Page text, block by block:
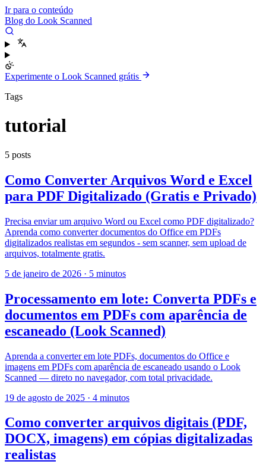
Ir para o conteúdo
Blog do Look Scanned
Experimente o Look Scanned grátis
Tags
tutorial
5 posts
Como Converter Arquivos Word e Excel
para PDF Digitalizado (Gratis e Privado)
Precisa enviar um arquivo Word ou Excel como PDF digitalizado?
Aprenda como converter documentos do Office em PDFs
digitalizados realistas em segundos - sem scanner, sem upload de
arquivos, totalmente gratis.
5 de janeiro de 2026 · 5 minutos
Processamento em lote: Converta PDFs e
documentos em PDFs com aparência de
escaneado (Look Scanned)
Aprenda a converter em lote PDFs, documentos do Office e
imagens em PDFs com aparência de escaneado usando o Look
Scanned — direto no navegador, com total privacidade.
19 de agosto de 2025 · 4 minutos
Como converter arquivos digitais (PDF,
DOCX, imagens) em cópias digitalizadas
realistas